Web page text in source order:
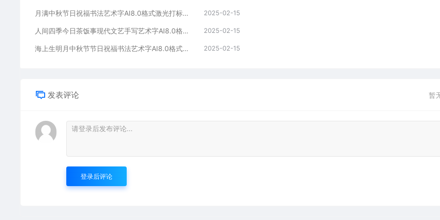
月满中秋节日祝福书法艺术字AI8.0格式激光打标文件通用矢量图 2025-02-15
人间四季今日茶饭事现代文艺手写艺术字AI8.0格式激光打标文件通用矢量图 2025-02-15
海上生明月中秋节节日祝福书法艺术字AI8.0格式激光打标文件通用矢量图 2025-02-15
发表评论 暂
登录后评论